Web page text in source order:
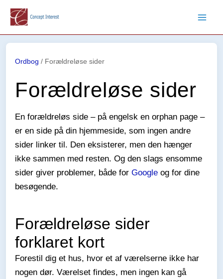
indholdet
Ordbog / Forældreløse sider
Forældreløse sider
En forældreløs side – på engelsk en orphan page –
er en side på din hjemmeside, som ingen andre
sider linker til. Den eksisterer, men den hænger
ikke sammen med resten. Og den slags ensomme
sider giver problemer, både for Google og for dine
besøgende.
Forældreløse sider
forklaret kort
Forestil dig et hus, hvor et af værelserne ikke har
nogen dør. Værelset findes, men ingen kan gå